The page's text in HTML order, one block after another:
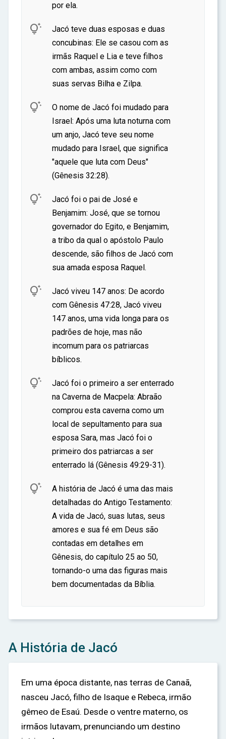
por ela.

Jacó teve duas esposas e duas
concubinas: Ele se casou com as
irmãs Raquel e Lia e teve filhos
com ambas, assim como com
suas servas Bilha e Zilpa.

O nome de Jacó foi mudado para
Israel: Após uma luta noturna com
um anjo, Jacó teve seu nome
mudado para Israel, que significa
"aquele que luta com Deus"
(Gênesis 32:28).

Jacó foi o pai de José e
Benjamim: José, que se tornou
governador do Egito, e Benjamim,
a tribo da qual o apóstolo Paulo
descende, são filhos de Jacó com
sua amada esposa Raquel.

Jacó viveu 147 anos: De acordo
com Gênesis 47:28, Jacó viveu
147 anos, uma vida longa para os
padrões de hoje, mas não
incomum para os patriarcas
bíblicos.

Jacó foi o primeiro a ser enterrado
na Caverna de Macpela: Abraão
comprou esta caverna como um
local de sepultamento para sua
esposa Sara, mas Jacó foi o
primeiro dos patriarcas a ser
enterrado lá (Gênesis 49:29-31).

A história de Jacó é uma das mais
detalhadas do Antigo Testamento:
A vida de Jacó, suas lutas, seus
amores e sua fé em Deus são
contadas em detalhes em
Gênesis, do capítulo 25 ao 50,
tornando-o uma das figuras mais
bem documentadas da Bíblia.
A História de Jacó
Em uma época distante, nas terras de Canaã,
nasceu Jacó, filho de Isaque e Rebeca, irmão
gêmeo de Esaú. Desde o ventre materno, os
irmãos lutavam, prenunciando um destino